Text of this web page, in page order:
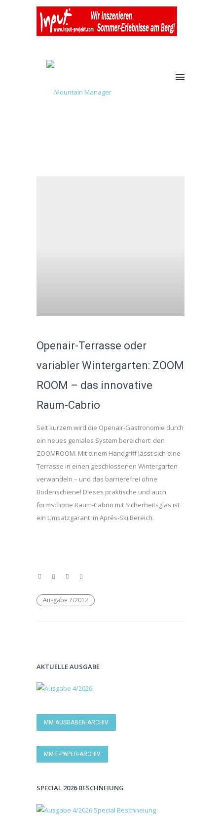
Openair-Terrasse oder
variabler Wintergarten: ZOOM
ROOM – das innovative
Raum-Cabrio
Seit kurzem wird die Openair-Gastronomie durch
ein neues geniales System bereichert: den
ZOOMROOM. Mit einem Handgriff lässt sich eine
Terrasse in einen geschlossenen Wintergarten
verwandeln – und das barrierefrei ohne
Bodenschiene! Dieses praktische und auch
formschöne Raum-Cabrio mit Sicherheitsglas ist
ein Umsatzgarant im Aprés-Ski Bereich.
Ausgabe 7/2012
AKTUELLE AUSGABE
MM AUSGABEN-ARCHIV
MM E-PAPER-ARCHIV
SPECIAL 2026 BESCHNEIUNG